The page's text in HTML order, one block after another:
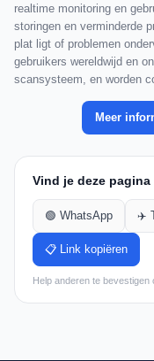
realtime monitoring en
storingen en verminderde
plat ligt of problemen
gebruikers wereldwijd en
scansysteem, en worden
Meer
Vind je deze
🟢 WhatsApp ✈️
📋 Link kopiëren
Help anderen te bevestigen